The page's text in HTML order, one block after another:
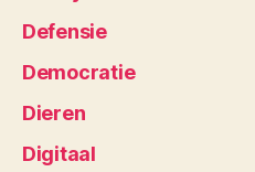
Defensie
Democratie
Dieren
Digitaal